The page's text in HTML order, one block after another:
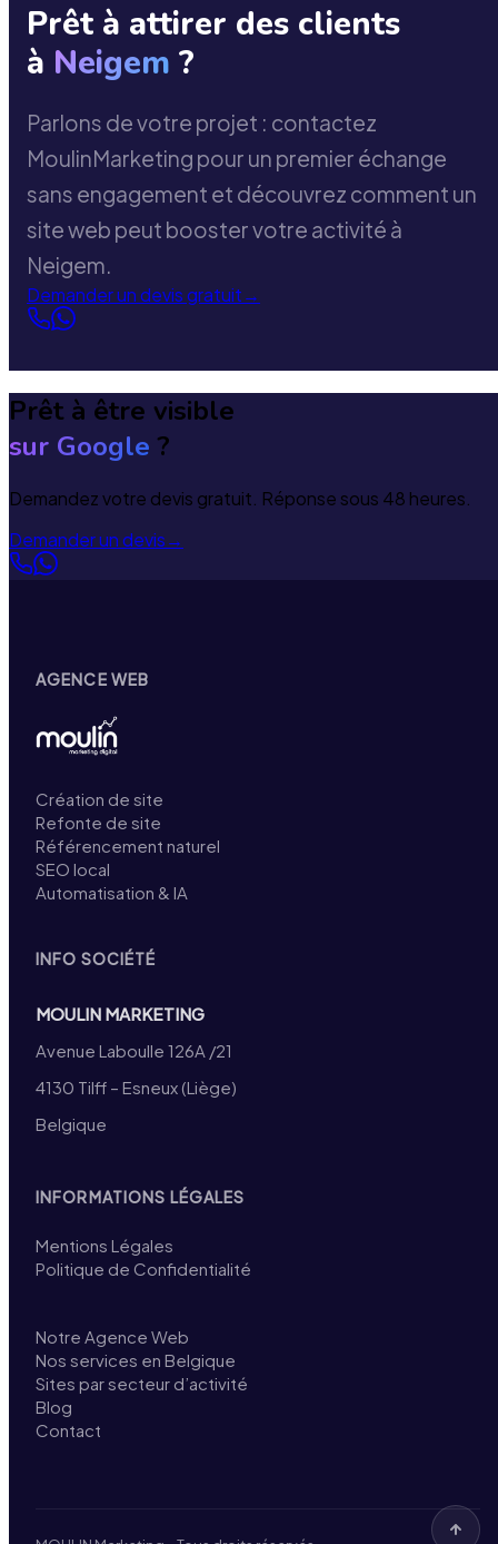
Prêt à attirer des clients
à Neigem ?
Parlons de votre projet : contactez
MoulinMarketing pour un premier échange
sans engagement et découvrez comment un
site web peut booster votre activité à
Neigem.
Demander un devis gratuit→
Prêt à être visible
sur Google ?
Demandez votre devis gratuit. Réponse sous 48 heures.
Demander un devis→
AGENCE WEB
Création de site
Refonte de site
Référencement naturel
SEO local
Automatisation & IA
INFO SOCIÉTÉ
MOULIN MARKETING
Avenue Laboulle 126A /21
4130 Tilff – Esneux (Liège)
Belgique
INFORMATIONS LÉGALES
Mentions Légales
Politique de Confidentialité
Notre Agence Web
Nos services en Belgique
Sites par secteur d’activité
Blog
Contact